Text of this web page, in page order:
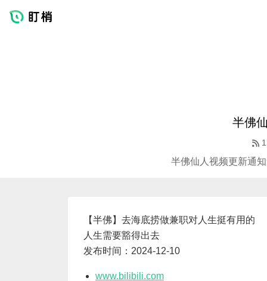
半佛
半佛仙人视频更新通
【半佛】去海底捞做兼职对人生挺有用的
人生需要豁得出去
发布时间：2024-12-10
www.bilibili.com